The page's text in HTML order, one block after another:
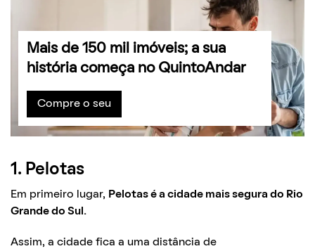
Mais de 150 mil imóveis; a sua
história começa no QuintoAndar
Compre o seu
1. Pelotas
Em primeiro lugar, Pelotas é a cidade mais segura do Rio
Grande do Sul.
Assim, a cidade fica a uma distância de